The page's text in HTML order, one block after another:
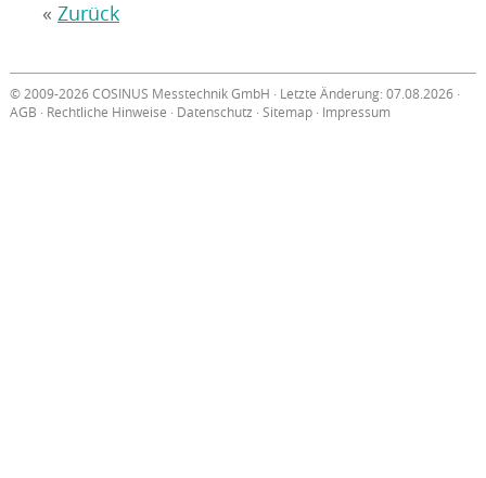
« Zurück
© 2009-2026 COSINUS Messtechnik GmbH · Letzte Änderung: 07.08.2026 ·
AGB · Rechtliche Hinweise · Datenschutz · Sitemap· Impressum